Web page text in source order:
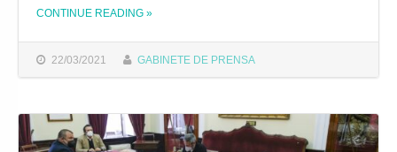
22/03/2021 GABINETE DE PRENSA
CONTINUE READING THE "EL AYUNTAMIENTO DA SU “APOYO SIN FISURAS” A LOS TRABAJADORES DEL METAL DESPEDIDOS POR POSIBLE “REPRESIÓN SINDICAL”"
»